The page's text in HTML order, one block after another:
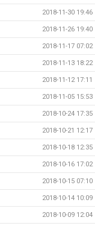
2018-11-30 19:46
2018-11-26 19:40
2018-11-17 07:02
2018-11-13 18:22
2018-11-12 17:11
2018-11-05 15:53
2018-10-24 17:35
2018-10-21 12:17
2018-10-18 12:35
2018-10-16 17:02
2018-10-15 07:10
2018-10-14 10:09
2018-10-09 12:04